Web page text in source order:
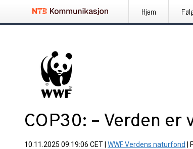
Hjem
COP30: – Verden
10.11.2025 09:19:06 CET WWF Verdens naturfond